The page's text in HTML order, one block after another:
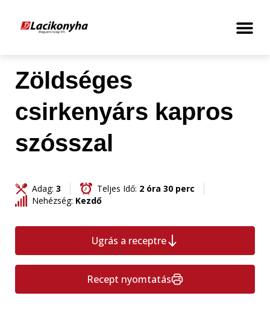
Zöldséges
csirkenyárs kapros
szósszal
Adag: 3 Teljes Idő: 2 óra 30 perc
Nehézség: Kezdő
Ugrás a receptre
Recept nyomtatás